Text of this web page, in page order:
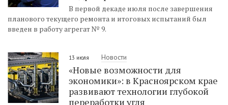
В первой декаде июля после завершения
планового текущего ремонта и итоговых испытаний был
введен в работу агрегат № 9.
13 июля Новости
«Новые возможности для
экономики»: в Красноярском крае
развивают технологии глубокой
переработки угля